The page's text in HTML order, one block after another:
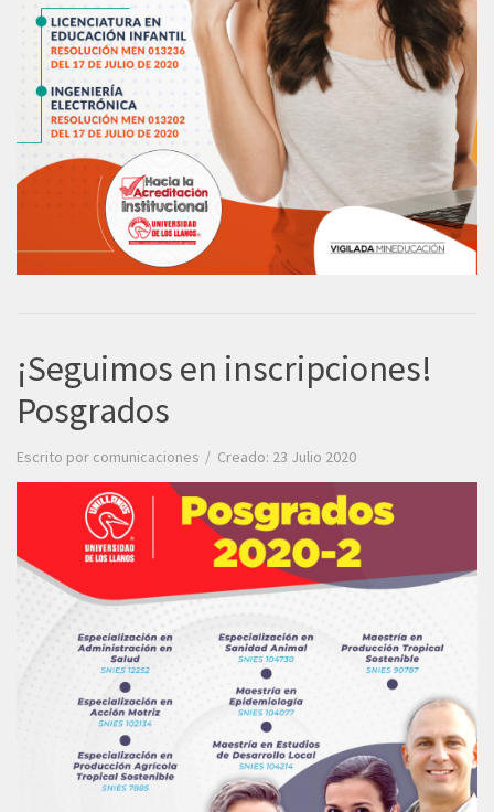
¡Seguimos en inscripciones!
Posgrados
Escrito por comunicaciones Creado: 23 Julio 2020